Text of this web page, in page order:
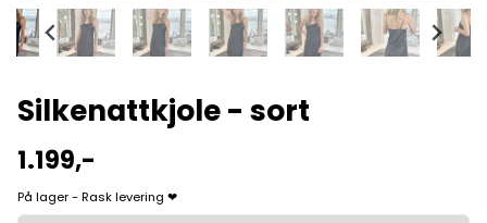
Silkenattkjole - sort
1.199,-
På lager - Rask levering ❤